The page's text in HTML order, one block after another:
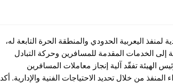
لمنفذ اليعربية الحدودي والمنطقة الحرة التابعة له،
إلى الخدمات المقدمة للمسافرين وحركة التبادل
الهيئة تفقّد آلية إنجاز معاملات المسافرين
من خلال تحديد الاحتياجات الفنية والإدارية. أكد